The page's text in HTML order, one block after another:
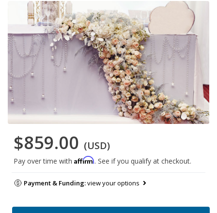
$859.00 (USD)
Pay over time with Affirm. See if you qualify at checkout.
Payment & Funding:view your options